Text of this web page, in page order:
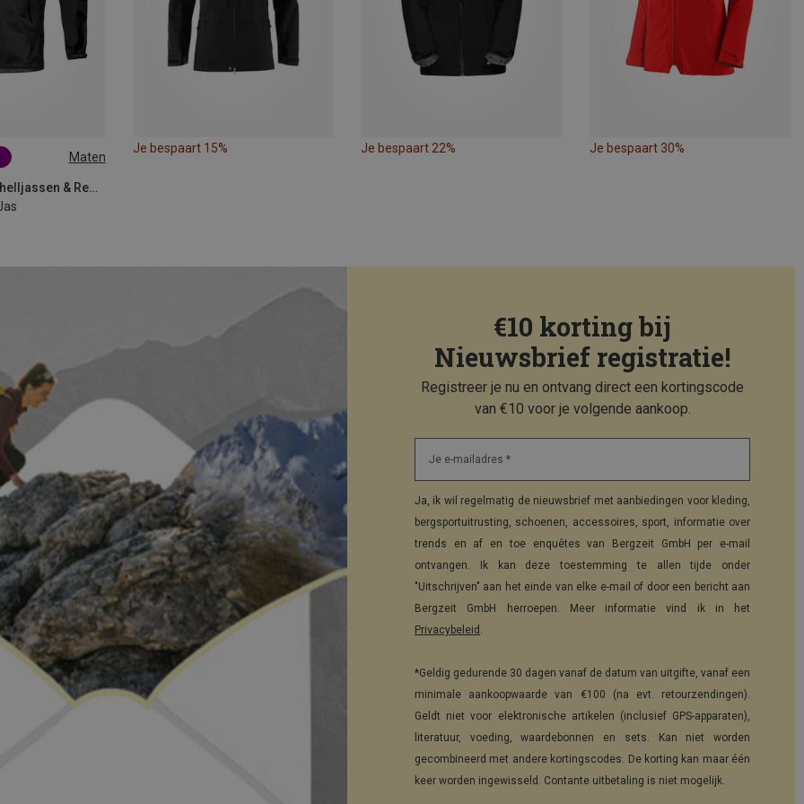
Maten
Arcteryx | Hardshelljassen & Regenjassen
Je bespaart 15% Je bespaart 22% Je bespaart 30%
€10 korting bij
Nieuwsbrief registratie!
Registreer je nu en ontvang direct een kortingscode
van €10 voor je volgende aankoop.
Je e-mailadres *
Ja, ik wil regelmatig de nieuwsbrief met aanbiedingen voor kleding,
bergsportuitrusting, schoenen, accessoires, sport, informatie over
trends en af en toe enquêtes van Bergzeit GmbH per e-mail
ontvangen. Ik kan deze toestemming te allen tijde onder
"Uitschrijven" aan het einde van elke e-mail of door een bericht aan
Bergzeit GmbH herroepen. Meer informatie vind ik in het
Privacybeleid .
*Geldig gedurende 30 dagen vanaf de datum van uitgifte, vanaf een
minimale aankoopwaarde van €100 (na evt. retourzendingen).
Geldt niet voor elektronische artikelen (inclusief GPS-apparaten),
literatuur, voeding, waardebonnen en sets. Kan niet worden
gecombineerd met andere kortingscodes. De korting kan maar één
keer worden ingewisseld. Contante uitbetaling is niet mogelijk.